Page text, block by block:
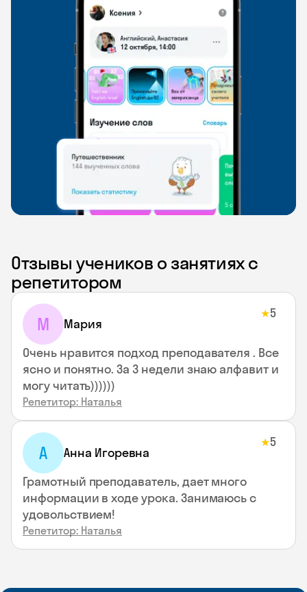
Отзывы учеников о занятиях с
репетитором
М Мария
★5
Очень нравится подход преподавателя . Все
ясно и понятно. За 3 недели знаю алфавит и
могу читать))))))
Репетитор: Наталья
А Анна Игоревна
★5
Грамотный преподаватель, дает много
информации в ходе урока. Занимаюсь с
удовольствием!
Репетитор: Наталья